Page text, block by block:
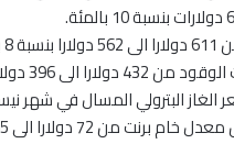
دولارا بنسبة 8 بالمئة.
72 دولارا الى 65 دولارا للبرميل.